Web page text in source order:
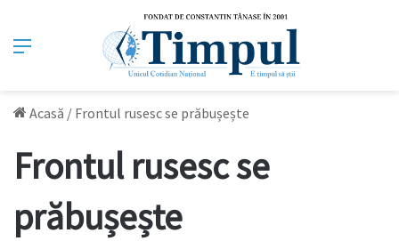
Meniu
Acasă / Frontul rusesc se prăbușește
Frontul rusesc se
prăbușește